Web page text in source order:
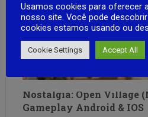
Nostalgia: Open Village
Gameplay Android & IOS
Usamos cookies para oferecer
nosso site. Você pode
cookies estamos usando ou
Cookie Settings Accept All